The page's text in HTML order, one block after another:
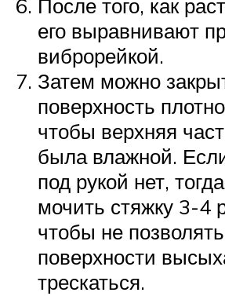
После того, как
его выравнивают
виброрейкой.
Затем можно
поверхность
чтобы верхняя
была влажной.
под рукой нет,
мочить стяжку 3-4
чтобы не позволять
поверхности
трескаться.